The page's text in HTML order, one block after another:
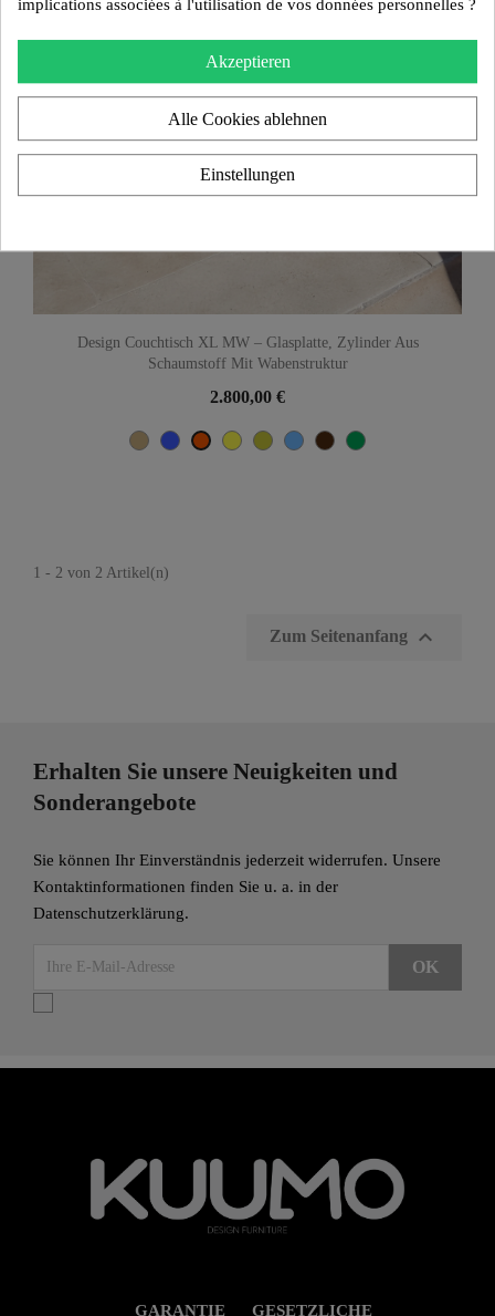
Design Couchtisch XL MW – Glasplatte, Zylinder Aus
Schaumstoff Mit Wabenstruktur
2.800,00 €
BeigeBlauOrangeGelbOliveTÜRKISCH-
BraunGrün
1 - 2 von 2 Artikel(n)
Zum Seitenanfang 
Erhalten Sie unsere Neuigkeiten und
Sonderangebote
Sie können Ihr Einverständnis jederzeit widerrufen. Unsere
Kontaktinformationen finden Sie u. a. in der
Datenschutzerklärung.
GARANTIE GESETZLICHE
implications associées à l'utilisation de vos données personnelles ?
Akzeptieren
Alle Cookies ablehnen
Einstellungen